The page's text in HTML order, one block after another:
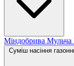
Міндобрива Мульча
Суміш насіння